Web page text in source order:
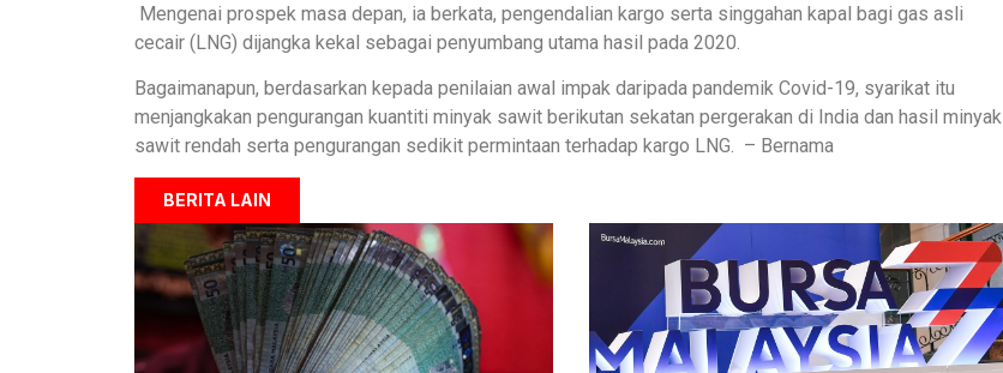
Mengenai prospek masa depan, ia berkata, pengendalian kargo serta singgahan kapal bagi gas asli
cecair (LNG) dijangka kekal sebagai penyumbang utama hasil pada 2020.
Bagaimanapun, berdasarkan kepada penilaian awal impak daripada pandemik Covid-19, syarikat itu
menjangkakan pengurangan kuantiti minyak sawit berikutan sekatan pergerakan di India dan hasil minyak
sawit rendah serta pengurangan sedikit permintaan terhadap kargo LNG. – Bernama
BERITA LAIN